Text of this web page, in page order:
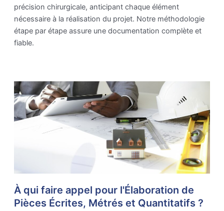
précision chirurgicale, anticipant chaque élément
nécessaire à la réalisation du projet. Notre méthodologie
étape par étape assure une documentation complète et
fiable.
À qui faire appel pour l'Élaboration de
Pièces Écrites, Métrés et Quantitatifs ?